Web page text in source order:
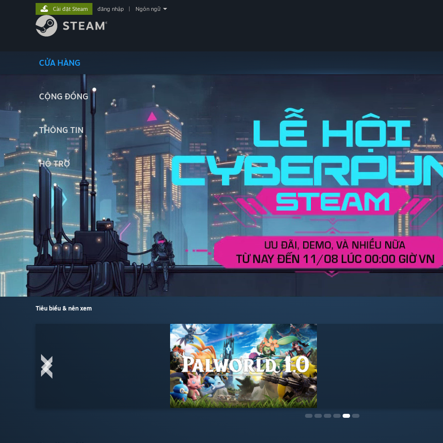
CỬA HÀNG
CỘNG ĐỒNG
THÔNG TIN
HỖ TRỢ
Cài đặt Steam đăng nhập Ngôn ngữ
Tiêu biểu & nên xem